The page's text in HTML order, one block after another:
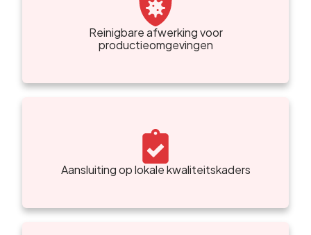
Reinigbare afwerking voor
productieomgevingen
Aansluiting op lokale kwaliteitskaders